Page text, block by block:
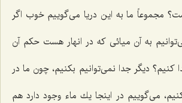
مجموعاً ما به این دریا مى‌گوییم خوب اگر
به آن میائى كه در انهار هست حكم آن
كنیم؟ دیگر جدا نمى‌توانیم بكنیم، چون ما در
مى‌گوییم در اینجا یك ماء وجود دارد هم